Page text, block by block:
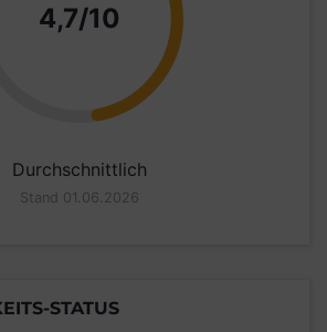
4,7/10 Punkte
Durchschnittlich
Stand 01.06.2026
STATUS